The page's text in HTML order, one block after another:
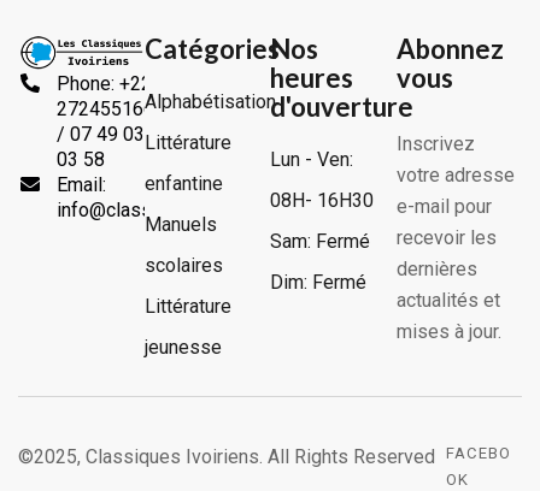
Phone: +225
2724551666
/ 07 49 03
03 58
Email:
info@classiquesivoiriens.com
Catégories
Alphabétisation
Littérature
enfantine
Manuels
scolaires
Littérature
jeunesse
Nos
heures
d'ouverture
Lun - Ven:
08H- 16H30
Sam: Fermé
Dim: Fermé
Abonnez
vous
Inscrivez
votre adresse
e-mail pour
recevoir les
dernières
actualités et
mises à jour.
©2025, Classiques Ivoiriens. All Rights Reserved
FACEBO
OK